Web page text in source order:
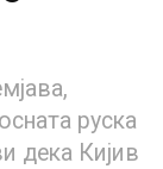
руска
дека Кијив